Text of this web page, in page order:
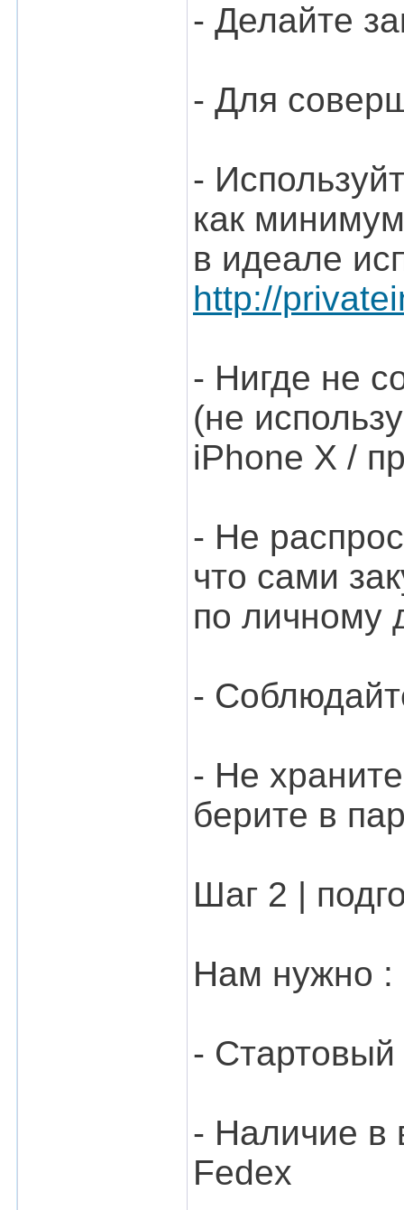
- Делайте
- Для
-
как
в идеале
http://
- Нигде не
(не
iPhone X /
- Не
что сами
по личному
-
- Не
берите в
Шаг 2 |
Нам нужно :
-
- Наличие в
Fedex